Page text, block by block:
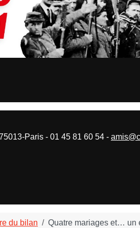
du bilan Quatre mariages et… un
Paris - 01 45 81 60 54 -